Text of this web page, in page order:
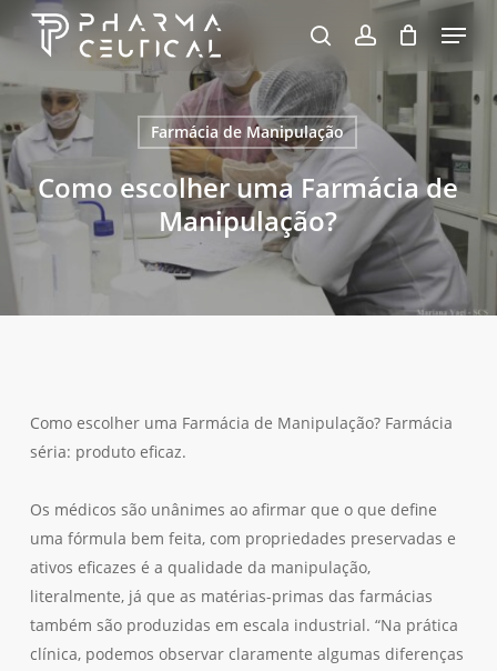
to
content
pesquisaaccount
Menu
Carrinho Fechar
Carrinho
Farmácia de Manipulação
Como escolher uma Farmácia de
Manipulação?
Como escolher uma Farmácia de Manipulação? Farmácia
séria: produto eficaz.
Os médicos são unânimes ao afirmar que o que define
uma fórmula bem feita, com propriedades preservadas e
ativos eficazes é a qualidade da manipulação,
literalmente, já que as matérias-primas das farmácias
também são produzidas em escala industrial. “Na prática
clínica, podemos observar claramente algumas diferenças
Close
Menu